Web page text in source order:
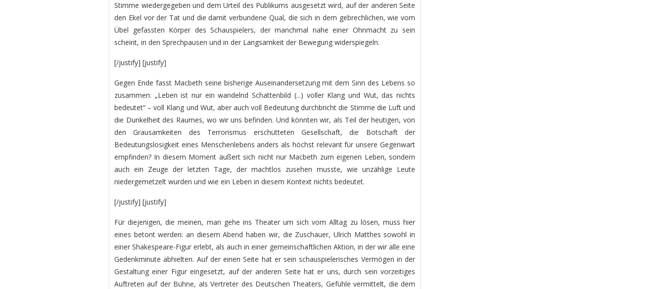
Stimme wiedergegeben und dem Urteil des Publikums ausgesetzt wird, auf der anderen Seite
den Ekel vor der Tat und die damit verbundene Qual, die sich in dem gebrechlichen, wie vom
Übel gefassten Körper des Schauspielers, der manchmal nahe einer Ohnmacht zu sein
scheint, in den Sprechpausen und in der Langsamkeit der Bewegung widerspiegeln.
[/justify] [justify]
Gegen Ende fasst Macbeth seine bisherige Auseinandersetzung mit dem Sinn des Lebens so
zusammen: „Leben ist nur ein wandelnd Schattenbild (...) voller Klang und Wut, das nichts
bedeutet“ – voll Klang und Wut, aber auch voll Bedeutung durchbricht die Stimme die Luft und
die Dunkelheit des Raumes, wo wir uns befinden. Und könnten wir, als Teil der heutigen, von
den Grausamkeiten des Terrorismus erschütteten Gesellschaft, die Botschaft der
Bedeutungslosigkeit eines Menschenlebens anders als höchst relevant für unsere Gegenwart
empfinden? In diesem Moment äußert sich nicht nur Macbeth zum eigenen Leben, sondern
auch ein Zeuge der letzten Tage, der machtlos zusehen musste, wie unzählige Leute
niedergemetzelt wurden und wie ein Leben in diesem Kontext nichts bedeutet.
[/justify] [justify]
Für diejenigen, die meinen, man gehe ins Theater um sich vom Alltag zu lösen, muss hier
eines betont werden: an diesem Abend haben wir, die Zuschauer, Ulrich Matthes sowohl in
einer Shakespeare-Figur erlebt, als auch in einer gemeinschaftlichen Aktion, in der wir alle eine
Gedenkminute abhielten. Auf der einen Seite hat er sein schauspielerisches Vermögen in der
Gestaltung einer Figur eingesetzt, auf der anderen Seite hat er uns, durch sein vorzeitiges
Auftreten auf der Bühne, als Vertreter des Deutschen Theaters, Gefühle vermittelt, die dem